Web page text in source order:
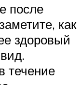
после
как
здоровый
течение